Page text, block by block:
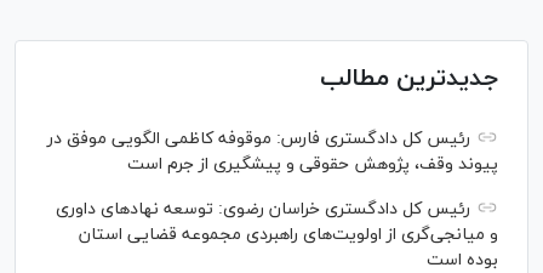
جدیدترین مطالب
رئیس کل دادگستری فارس: موقوفه کاظمی الگویی موفق در
پیوند وقف، پژوهش حقوقی و پیشگیری از جرم است
رئیس کل دادگستری خراسان رضوی: توسعه نهاد‌های داوری
و میانجی‌گری از اولویت‌های راهبردی مجموعه قضایی استان
بوده است